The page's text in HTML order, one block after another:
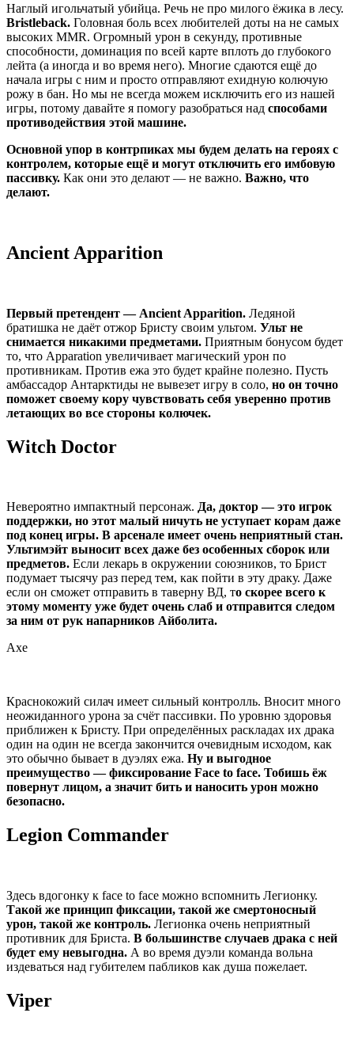
Наглый игольчатый убийца. Речь не про милого ёжика в лесу.
Bristleback. Головная боль всех любителей доты на не самых
высоких MMR. Огромный урон в секунду, противные
способности, доминация по всей карте вплоть до глубокого
лейта (а иногда и во время него). Многие сдаются ещё до
начала игры с ним и просто отправляют ехидную колючую
рожу в бан. Но мы не всегда можем исключить его из нашей
игры, потому давайте я помогу разобраться над способами
противодействия этой машине.
Основной упор в контрпиках мы будем делать на героях с
контролем, которые ещё и могут отключить его имбовую
пассивку. Как они это делают — не важно. Важно, что
делают.
Ancient Apparition
Первый претендент — Ancient Apparition. Ледяной
братишка не даёт отжор Бристу своим ультом. Ульт не
снимается никакими предметами. Приятным бонусом будет
то, что Apparation увеличивает магический урон по
противникам. Против ежа это будет крайне полезно. Пусть
амбассадор Антарктиды не вывезет игру в соло, но он точно
поможет своему кору чувствовать себя уверенно против
летающих во все стороны колючек.
Witch Doctor
Невероятно импактный персонаж. Да, доктор — это игрок
поддержки, но этот малый ничуть не уступает корам даже
под конец игры. В арсенале имеет очень неприятный стан.
Ультимэйт выносит всех даже без особенных сборок или
предметов. Если лекарь в окружении союзников, то Брист
подумает тысячу раз перед тем, как пойти в эту драку. Даже
если он сможет отправить в таверну ВД, то скорее всего к
этому моменту уже будет очень слаб и отправится следом
за ним от рук напарников Айболита.
Axe
Краснокожий силач имеет сильный контролль. Вносит много
неожиданного урона за счёт пассивки. По уровню здоровья
приближен к Бристу. При определённых раскладах их драка
один на один не всегда закончится очевидным исходом, как
это обычно бывает в дуэлях ежа. Ну и выгодное
преимущество — фиксирование Face to face. Тобишь ёж
повернут лицом, а значит бить и наносить урон можно
безопасно.
Legion Commander
Здесь вдогонку к face to face можно вспомнить Легионку.
Такой же принцип фиксации, такой же смертоносный
урон, такой же контроль. Легионка очень неприятный
противник для Бриста. В большинстве случаев драка с ней
будет ему невыгодна. А во время дуэли команда вольна
издеваться над губителем пабликов как душа пожелает.
Viper